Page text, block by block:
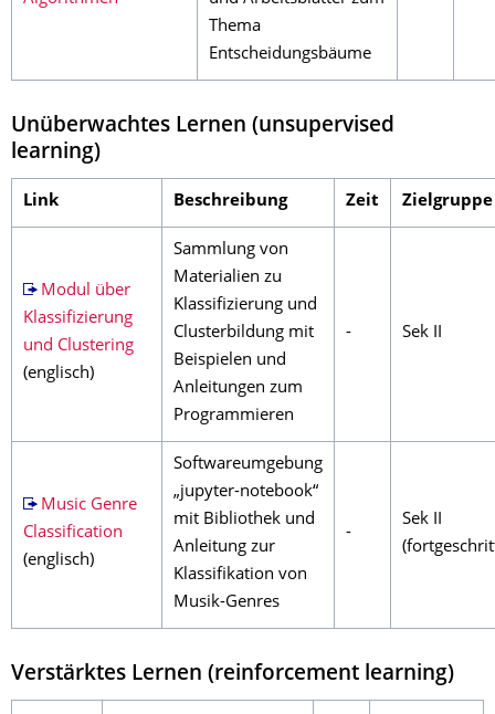
Thema
Entscheidungsbäume
Unüberwachtes Lernen (unsupervised
learning)
Link Beschreibung Zeit Zielgruppe
Modul über
Klassifizierung
und Clustering
(englisch)
Sammlung von
Materialien zu
Klassifizierung und
Clusterbildung mit
Beispielen und
Anleitungen zum
Programmieren
- Sek II
Music Genre
Classification
(englisch)
Softwareumgebung
„jupyter-notebook“
mit Bibliothek und
Anleitung zur
Klassifikation von
Musik-Genres
-
Sek II
Verstärktes Lernen (reinforcement learning)